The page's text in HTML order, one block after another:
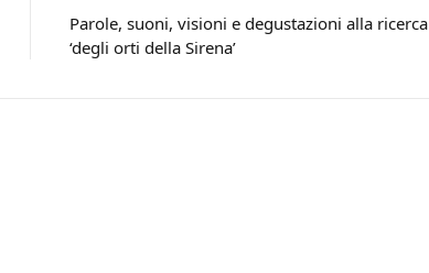
Parole, suoni, visioni e degustazioni alla ricerca
‘degli orti della Sirena’